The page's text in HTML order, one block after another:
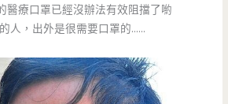
醫療口罩已經沒辦法有效阻擋了喲
的人，出外是很需要口罩的……